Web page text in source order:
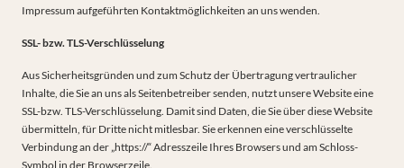
Impressum aufgeführten Kontaktmöglichkeiten an uns wenden.
SSL- bzw. TLS-Verschlüsselung
Aus Sicherheitsgründen und zum Schutz der Übertragung vertraulicher
Inhalte, die Sie an uns als Seitenbetreiber senden, nutzt unsere Website eine
SSL-bzw. TLS-Verschlüsselung. Damit sind Daten, die Sie über diese Website
übermitteln, für Dritte nicht mitlesbar. Sie erkennen eine verschlüsselte
Verbindung an der „https://“ Adresszeile Ihres Browsers und am Schloss-
Symbol in der Browserzeile.